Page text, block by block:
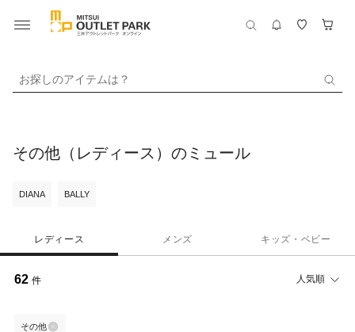
お探しのアイテムは？
その他（レディース）のミュール
DIANA BALLY
レディース メンズ キッズ・ベビー
62 件 人気順
その他